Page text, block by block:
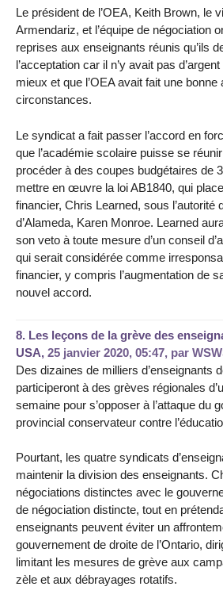
Le président de l’OEA, Keith Brown, le
Armendariz, et l’équipe de négociation
reprises aux enseignants réunis qu’ils
l’acceptation car il n’y avait pas
mieux et que l’OEA avait fait une bonne
circonstances.
Le syndicat a fait passer l’accord en
que l’académie scolaire puisse se
procéder à des coupes budgétaires de
mettre en œuvre la loi AB1840, qui
financier, Chris Learned, sous l’autorité
d’Alameda, Karen Monroe. Learned
son veto à toute mesure d’un conseil
qui serait considérée comme
financier, y compris l’augmentation de
nouvel accord.
8. Les leçons de la grève des
USA, 25 janvier 2020, 05:47, par
Des dizaines de milliers d’enseignants
participeront à des grèves régionales
semaine pour s’opposer à l’attaque du
provincial conservateur contre
Pourtant, les quatre syndicats
maintenir la division des enseignants.
négociations distinctes avec le
de négociation distincte, tout en
enseignants peuvent éviter un
gouvernement de droite de l’Ontario,
limitant les mesures de grève aux
zèle et aux débrayages rotatifs.